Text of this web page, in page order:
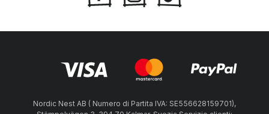
Nordic Nest AB ( Numero di Partita IVA: SE556628159701),